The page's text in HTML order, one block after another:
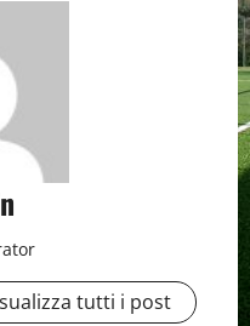
tutti i post